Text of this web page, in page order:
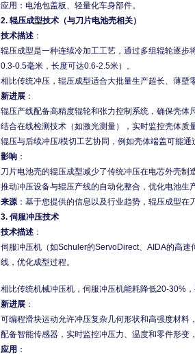
应用：电池包盖板、轻量化车身部件。
2. 辊压成型技术（与刀片电池壳相关）
技术描述 ：
辊压成型是一种连续冷加工工艺，通过多组辊轮逐
0.3-0.5毫米，长度可达0.6-2.5米）。
相比传统冲压，辊压成型适合大批量生产超长、薄壁
新进展 ：
辊压产线配备高精度辊轮和张力控制系统，确保壳体
结合在线检测技术（如激光测量），实时监控壳体质
辊压与后续冲压/模切工艺协同，例如壳体端盖可能通
影响 ：
刀片电池壳的辊压成型减少了传统冲压在电芯外壳制
推动冲压设备与辊压产线的自动化整合，优化电池生
来源：基于您提供的信息以及行业趋势，辊压成型在
3. 伺服冲压技术
技术描述 ：
伺服冲压机（如Schuler的ServoDirect、AIDA的高
线，优化成型过程。
相比传统机械冲压机，伺服冲压机能耗降低20-30%
新进展 ：
可编程滑块运动允许冲压复杂几何形状和高强度材料
配备智能传感器，实时监控冲压力、温度和零件形变
应用 ：